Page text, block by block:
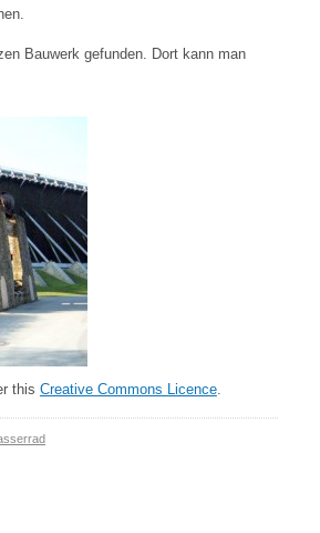
Bauwerk gefunden. Dort kann man
this Creative Commons Licence.